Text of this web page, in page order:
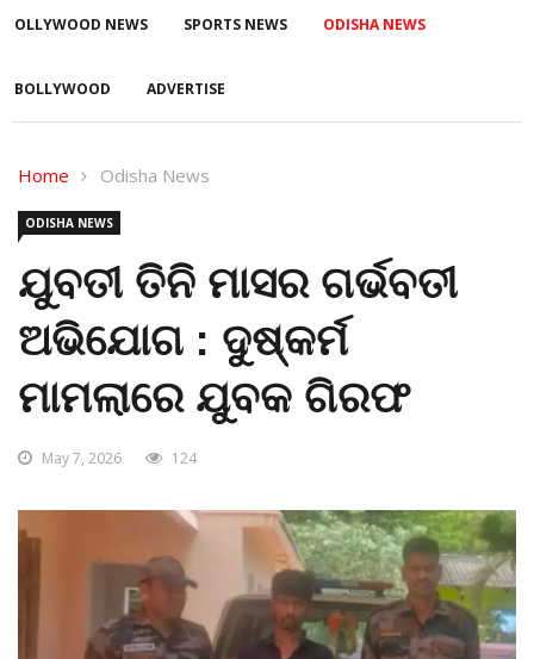
OLLYWOOD NEWS SPORTS NEWS ODISHA NEWS
BOLLYWOOD ADVERTISE
Home Odisha News
ODISHA NEWS
ଯୁବତୀ ତିନି ମାସର ଗର୍ଭବତୀ
ଅଭିଯୋଗ : ଦୁଷ୍କର୍ମ
ମାମଲାରେ ଯୁବକ ଗିରଫ
May 7, 2026 124